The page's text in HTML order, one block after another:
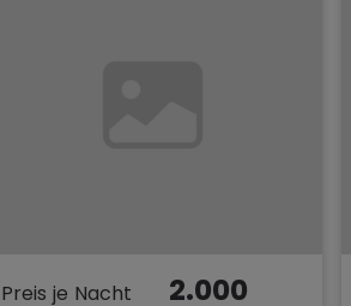
Preis je Nacht
2.000